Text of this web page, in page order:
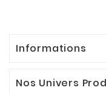
Informations
Nos Univers